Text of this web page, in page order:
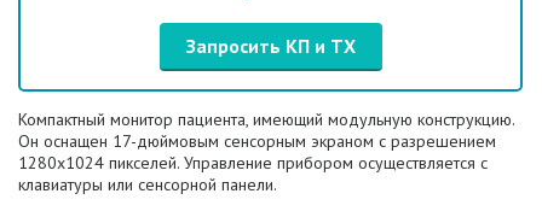
Запросить КП и ТХ
Компактный монитор пациента, имеющий модульную конструкцию.
Он оснащен 17-дюймовым сенсорным экраном с разрешением
1280х1024 пикселей. Управление прибором осуществляется с
клавиатуры или сенсорной панели.